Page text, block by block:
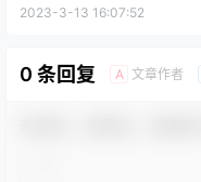
2023-3-13 16:07:52
0 条回复 A 文章作者